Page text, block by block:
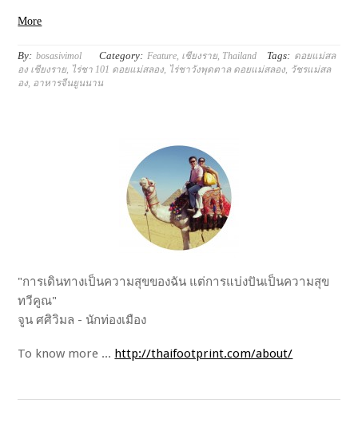
More
By: bosasivimol Category: Feature เชียงราย, Thailand Tags: ดอยแม่สล
อง เชียงราย, ไร่ชา 101 ดอยแม่สลอง, ไร่ชาวังพุดตาล ดอยแม่สลอง, วัชรแม่สล
อง, อาหารจีนยูนนาน
"การเดินทางเป็นความสุขของฉัน แต่การแบ่งปันเป็นความสุข
ทวีคูณ"
จูน ศศิวิมล - นักท่องเมือง
To know more ... http://thaifootprint.com/about/